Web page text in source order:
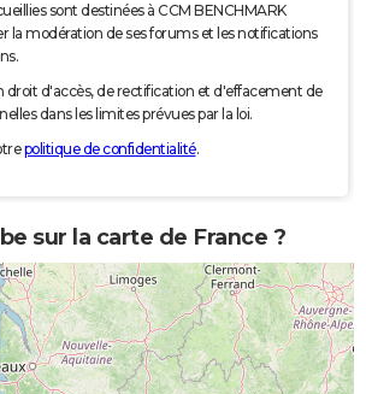
sont destinées à CCM BENCHMARK
la modération de ses forums et les notifications
droit d'accès, de rectification et d'effacement de
dans les limites prévues par la loi.
politique de confidentialité.
sur la carte de France ?